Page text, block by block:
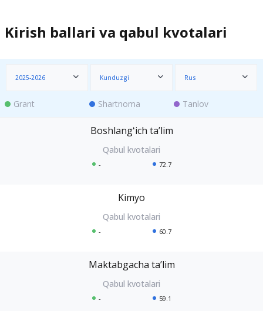
Kirish ballari va qabul kvotalari
2025-2026 Kunduzgi Rus
Grant Shartnoma Tanlov
Boshlangʻich taʼlim
- 72.7
Kimyo
- 60.7
Maktabgacha taʼlim
- 59.1